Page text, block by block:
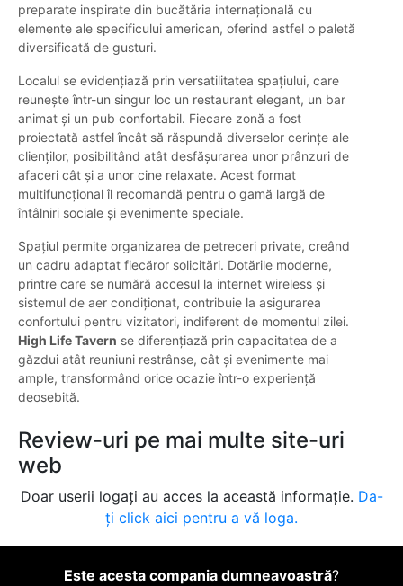
preparate inspirate din bucătăria internațională cu
elemente ale specificului american, oferind astfel o paletă
diversificată de gusturi.
Localul se evidențiază prin versatilitatea spațiului, care
reunește într-un singur loc un restaurant elegant, un bar
animat și un pub confortabil. Fiecare zonă a fost
proiectată astfel încât să răspundă diverselor cerințe ale
clienților, posibilitând atât desfășurarea unor prânzuri de
afaceri cât și a unor cine relaxate. Acest format
multifuncțional îl recomandă pentru o gamă largă de
întâlniri sociale și evenimente speciale.
Spațiul permite organizarea de petreceri private, creând
un cadru adaptat fiecăror solicitări. Dotările moderne,
printre care se numără accesul la internet wireless și
sistemul de aer condiționat, contribuie la asigurarea
confortului pentru vizitatori, indiferent de momentul zilei.
High Life Tavern se diferențiază prin capacitatea de a
găzdui atât reuniuni restrânse, cât și evenimente mai
ample, transformând orice ocazie într-o experiență
deosebită.
Review-uri pe mai multe site-uri
web
Doar userii logați au acces la această informație. Da-
ți click aici pentru a vă loga.
Este acesta compania dumneavoastră?